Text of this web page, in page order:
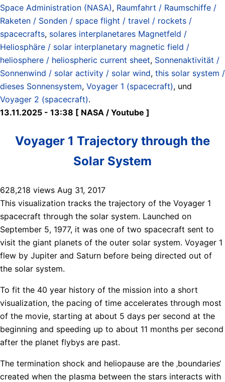
Space Administration (NASA), Raumfahrt / Raumschiffe /
Raketen / Sonden / space flight / travel / rockets /
spacecrafts, solares interplanetares Magnetfeld /
Heliosphäre / solar interplanetary magnetic field /
heliosphere / heliospheric current sheet, Sonnenaktivität /
Sonnenwind / solar activity / solar wind, this solar system /
dieses Sonnensystem, Voyager 1 (spacecraft), und
Voyager 2 (spacecraft).
13.11.2025 - 13:38 [ NASA / Youtube ]
Voyager 1 Trajectory through the
Solar System
628,218 views Aug 31, 2017
This visualization tracks the trajectory of the Voyager 1
spacecraft through the solar system. Launched on
September 5, 1977, it was one of two spacecraft sent to
visit the giant planets of the outer solar system. Voyager 1
flew by Jupiter and Saturn before being directed out of
the solar system.
To fit the 40 year history of the mission into a short
visualization, the pacing of time accelerates through most
of the movie, starting at about 5 days per second at the
beginning and speeding up to about 11 months per second
after the planet flybys are past.
The termination shock and heliopause are the ‚boundaries‘
created when the plasma between the stars interacts with